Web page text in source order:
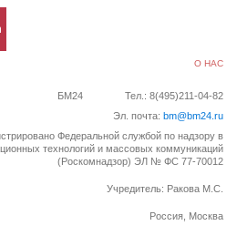
О НАС
БМ24
Тел.: 8(495)211-04-82
Эл. почта: bm@bm24.ru
Федеральной службой по надзору в
технологий и массовых коммуникаций
(Роскомнадзор) ЭЛ № ФС 77-70012
Учредитель: Ракова М.С.
Россия, Москва